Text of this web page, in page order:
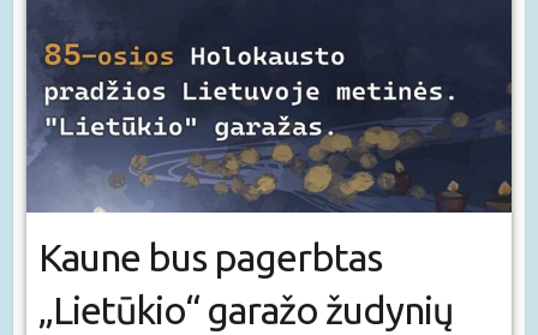
Kaune bus pagerbtas
„Lietūkio“ garažo žudynių